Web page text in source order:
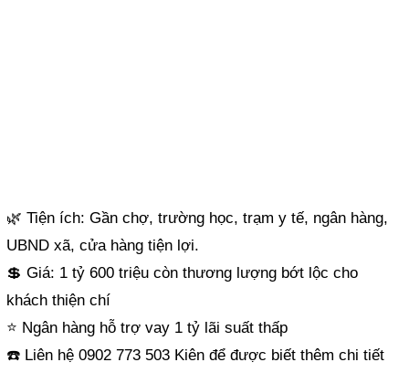
🌿 Tiện ích: Gần chợ, trường học, trạm y tế, ngân hàng,
UBND xã, cửa hàng tiện lợi.
💲 Giá: 1 tỷ 600 triệu còn thương lượng bớt lộc cho
khách thiện chí
⭐️ Ngân hàng hỗ trợ vay 1 tỷ lãi suất thấp
☎️ Liên hệ 0902 773 503 Kiên để được biết thêm chi tiết